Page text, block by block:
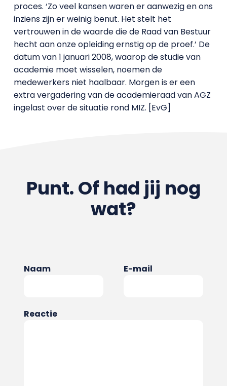
proces. ‘Zo veel kansen waren er aanwezig en ons
inziens zijn er weinig benut. Het stelt het
vertrouwen in de waarde die de Raad van Bestuur
hecht aan onze opleiding ernstig op de proef.’ De
datum van 1 januari 2008, waarop de studie van
academie moet wisselen, noemen de
medewerkers niet haalbaar. Morgen is er een
extra vergadering van de academieraad van AGZ
ingelast over de situatie rond MIZ. [EvG]
Punt. Of had jij nog
wat?
Naam E-mail
Reactie